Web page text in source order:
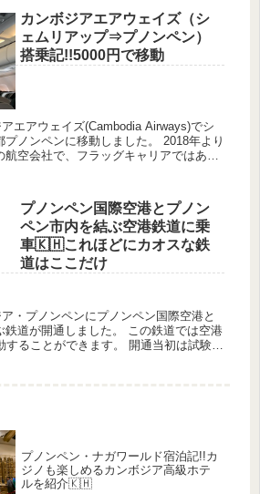
カンボジアエアウェイズ（シ
ェムリアップ⇒プノンペン）
搭乗記!!5000円で移動
エアウェイズ(Cambodia Airways)でシ
プノンペンに移動しました。 2018年より
航空会社で、フラッグキャリアではあり
プノンペン国際空港とプノン
ペン市内を結ぶ空港鉄道に乗
車🇰🇭これほどにカオスな鉄
道はここだけ
・プノンペンにプノンペン国際空港と
鉄道が開通しました。 この鉄道では空港
することができます。 開通当初は試験期
プノンペン・ナガワールド宿泊記!!カ
ジノも楽しめるカンボジア高級ホテ
ルを紹介🇰🇭